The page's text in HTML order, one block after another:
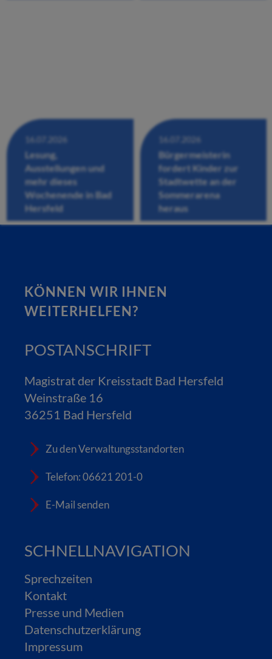
16.07.2026
Lesung,
Ausstellungen und
mehr dieses
Wochenende in Bad
Hersfeld
16.07.2026
Bürgermeisterin
fordert Kinder zur
Stadtwette an der
Sommerarena
heraus
KÖNNEN WIR IHNEN
WEITERHELFEN?
POSTANSCHRIFT
Magistrat der Kreisstadt Bad Hersfeld
Weinstraße 16
36251 Bad Hersfeld
Zu den Verwaltungsstandorten
Telefon: 06621 201-0
E-Mail senden
SCHNELLNAVIGATION
Sprechzeiten
Kontakt
Presse und Medien
Datenschutzerklärung
Impressum